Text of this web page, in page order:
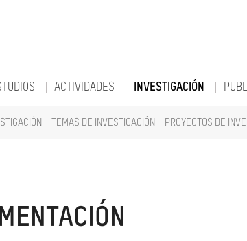
ACTIVIDADES INVESTIGACIÓN
TEMAS DE INVESTIGACIÓN PROYECTOS DE